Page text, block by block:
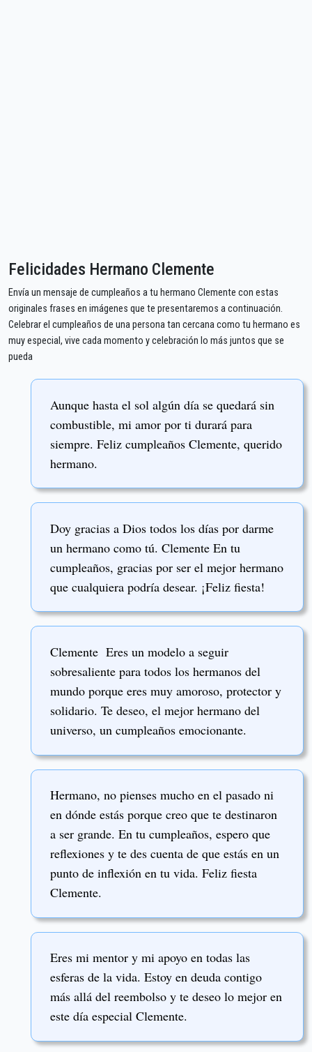
Felicidades Hermano Clemente
Envía un mensaje de cumpleaños a tu hermano Clemente con estas
originales frases en imágenes que te presentaremos a continuación.
Celebrar el cumpleaños de una persona tan cercana como tu hermano es
muy especial, vive cada momento y celebración lo más juntos que se
pueda
Aunque hasta el sol algún día se quedará sin
combustible, mi amor por ti durará para
siempre. Feliz cumpleaños Clemente, querido
hermano.
Doy gracias a Dios todos los días por darme
un hermano como tú. Clemente En tu
cumpleaños, gracias por ser el mejor hermano
que cualquiera podría desear. ¡Feliz fiesta!
Clemente Eres un modelo a seguir
sobresaliente para todos los hermanos del
mundo porque eres muy amoroso, protector y
solidario. Te deseo, el mejor hermano del
universo, un cumpleaños emocionante.
Hermano, no pienses mucho en el pasado ni
en dónde estás porque creo que te destinaron
a ser grande. En tu cumpleaños, espero que
reflexiones y te des cuenta de que estás en un
punto de inflexión en tu vida. Feliz fiesta
Clemente.
Eres mi mentor y mi apoyo en todas las
esferas de la vida. Estoy en deuda contigo
más allá del reembolso y te deseo lo mejor en
este día especial Clemente.